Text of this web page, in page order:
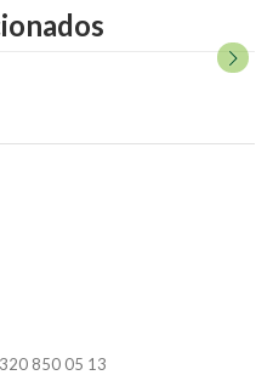
850 05 13